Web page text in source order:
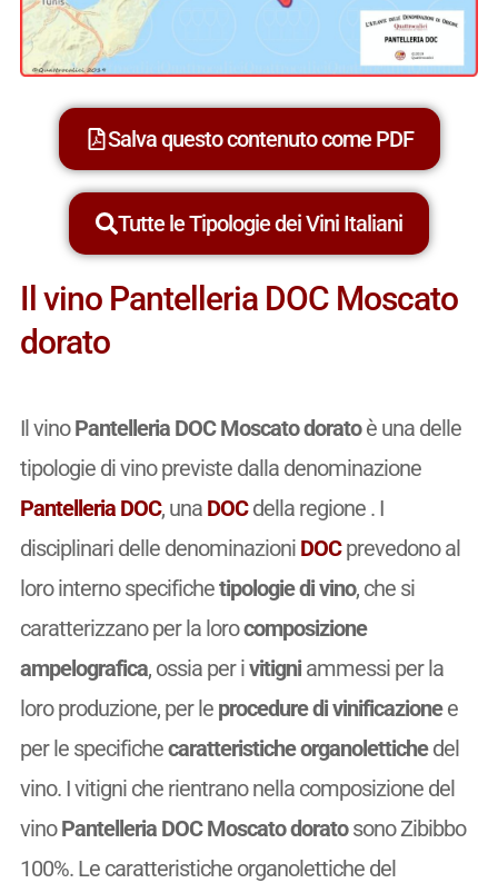
Salva questo contenuto come PDF
Tutte le Tipologie dei Vini Italiani
Il vino Pantelleria DOC Moscato
dorato
Il vinoPantelleria DOC Moscato doratoè una delle
tipologie di vino previste dalla denominazione
Pantelleria DOC, una DOCdella regione . I
disciplinari delle denominazioni DOCprevedono al
loro interno specifichetipologie di vino, che si
caratterizzano per la lorocomposizione
ampelografica, ossia per ivitigniammessi per la
loro produzione, per le procedure di vinificazionee
per le specifichecaratteristiche organolettichedel
vino. I vitigni che rientrano nella composizione del
vinoPantelleria DOC Moscato doratosono Zibibbo
100%. Le caratteristiche organolettiche del